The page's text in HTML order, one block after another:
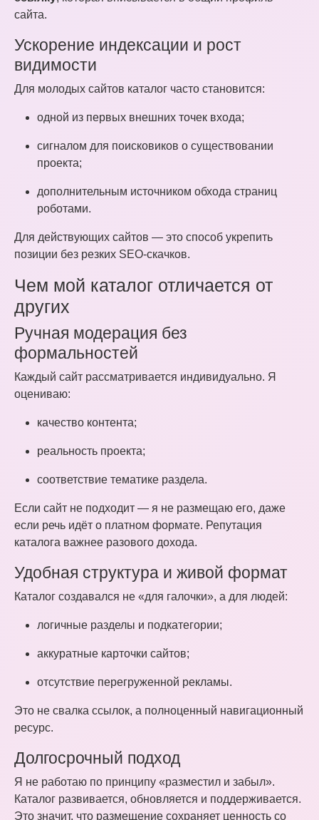
сайта.
Ускорение индексации и рост
видимости
Для молодых сайтов каталог часто становится:
одной из первых внешних точек входа;
сигналом для поисковиков о существовании
проекта;
дополнительным источником обхода страниц
роботами.
Для действующих сайтов — это способ укрепить
позиции без резких SEO-скачков.
Чем мой каталог отличается от
других
Ручная модерация без
формальностей
Каждый сайт рассматривается индивидуально. Я
оцениваю:
качество контента;
реальность проекта;
соответствие тематике раздела.
Если сайт не подходит — я не размещаю его, даже
если речь идёт о платном формате. Репутация
каталога важнее разового дохода.
Удобная структура и живой формат
Каталог создавался не «для галочки», а для людей:
логичные разделы и подкатегории;
аккуратные карточки сайтов;
отсутствие перегруженной рекламы.
Это не свалка ссылок, а полноценный навигационный
ресурс.
Долгосрочный подход
Я не работаю по принципу «разместил и забыл».
Каталог развивается, обновляется и поддерживается.
Это значит, что размещение сохраняет ценность со